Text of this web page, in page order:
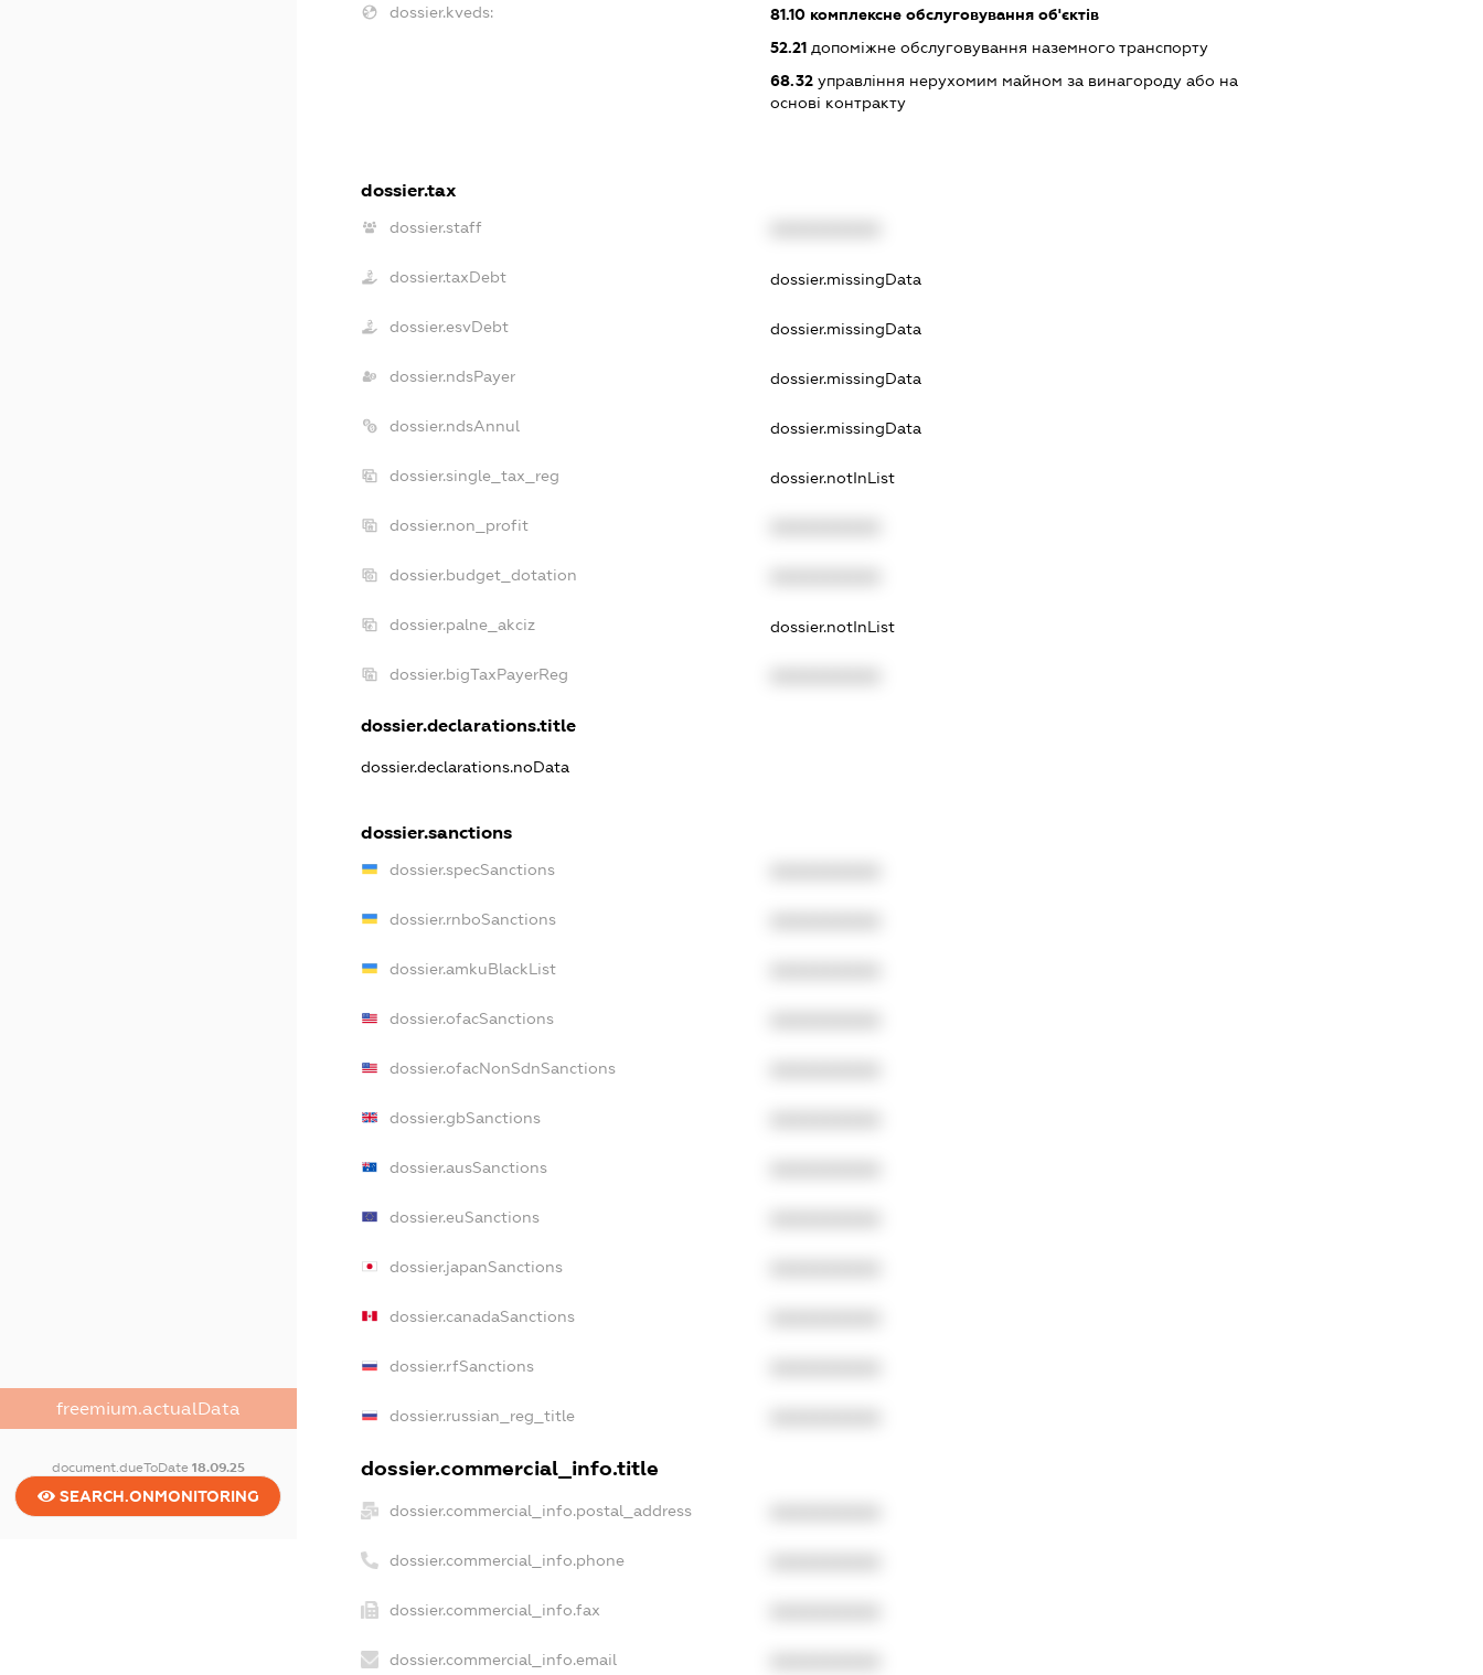
freemium.actualData
document.dueToDate 18.09.25
SEARCH.ONMONITORING
dossier.kveds: 81.10комплексне обслуговування об'єктів
52.21допоміжне обслуговування наземного транспорту
68.32управління нерухомим майном за винагороду або на
основі контракту
dossier.tax
dossier.staff
dossier.taxDebt dossier.missingData
dossier.esvDebt dossier.missingData
dossier.ndsPayer dossier.missingData
dossier.ndsAnnul dossier.missingData
dossier.single_tax_reg dossier.notInList
dossier.non_profit
dossier.budget_dotation
dossier.palne_akciz dossier.notInList
dossier.bigTaxPayerReg
dossier.declarations.title
dossier.declarations.noData
dossier.sanctions
dossier.specSanctions
dossier.rnboSanctions
dossier.amkuBlackList
dossier.ofacSanctions
dossier.ofacNonSdnSanctions
dossier.gbSanctions
dossier.ausSanctions
dossier.euSanctions
dossier.japanSanctions
dossier.canadaSanctions
dossier.rfSanctions
dossier.russian_reg_title
dossier.commercial_info.title
dossier.commercial_info.postal_address
dossier.commercial_info.phone
dossier.commercial_info.fax
dossier.commercial_info.email